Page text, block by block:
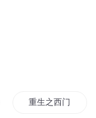
重生之西门庆